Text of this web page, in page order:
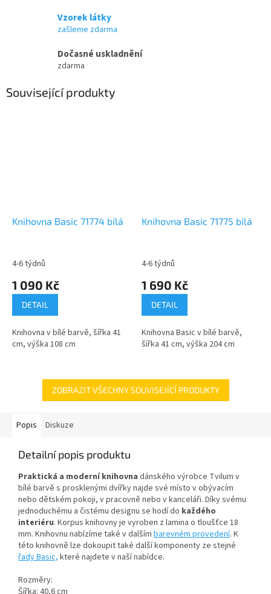
Vzorek látky
zašleme zdarma
Dočasné uskladnění
zdarma
Související produkty
Knihovna Basic 71774 bílá
4-6 týdnů
1 090 Kč
DETAIL
Knihovna v bílé barvě, šířka 41
cm, výška 108 cm
Knihovna Basic 71775 bílá
4-6 týdnů
1 690 Kč
DETAIL
Knihovna Basic v bílé barvě,
šířka 41 cm, výška 204 cm
ZOBRAZIT VŠECHNY SOUVISEJÍCÍ PRODUKTY
Popis Diskuze
Detailní popis produktu
Praktická a moderní knihovna dánského výrobce Tvilum v
bílé barvě s prosklenými dvířky najde své místo v obývacím
nebo dětském pokoji, v pracovně nebo v kanceláři. Díky svému
jednoduchému a čistému designu se hodí do každého
interiéru. Korpus knihovny je vyroben z lamina o tloušťce 18
mm. Knihovnu nabízíme také v dalším barevném provedení. K
této knihovně lze dokoupit také další komponenty ze stejné
řady Basic, které najdete v naší nabídce.
Rozměry:
Šířka: 40,6 cm